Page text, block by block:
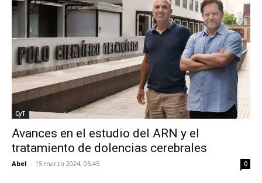
CyT
Avances en el estudio del ARN y el
tratamiento de dolencias cerebrales
Abel - 15 marzo 2024, 05:45 0